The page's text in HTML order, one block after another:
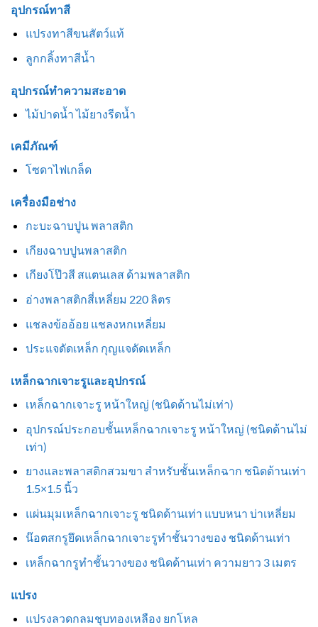
อุปกรณ์ทาสี
แปรงทาสีขนสัตว์แท้
ลูกกลิ้งทาสีน้ำ
อุปกรณ์ทำความสะอาด
ไม้ปาดน้ำ ไม้ยางรีดน้ำ
เคมีภัณฑ์
โซดาไฟเกล็ด
เครื่องมือช่าง
กะบะฉาบปูน พลาสติก
เกียงฉาบปูนพลาสติก
เกียงโป๊วสี สแตนเลส ด้ามพลาสติก
อ่างพลาสติกสี่เหลี่ยม 220 ลิตร
แชลงข้ออ้อย แชลงหกเหลี่ยม
ประแจดัดเหล็ก กุญแจดัดเหล็ก
เหล็กฉากเจาะรูและอุปกรณ์
เหล็กฉากเจาะรู หน้าใหญ่ (ชนิดด้านไม่เท่า)
อุปกรณ์ประกอบชั้นเหล็กฉากเจาะรู หน้าใหญ่ (ชนิดด้านไม่
เท่า)
ยางและพลาสติกสวมขา สำหรับชั้นเหล็กฉาก ชนิดด้านเท่า
1.5×1.5 นิ้ว
แผ่นมุมเหล็กฉากเจาะรู ชนิดด้านเท่า แบบหนา บ่าเหลี่ยม
น๊อตสกรูยึดเหล็กฉากเจาะรูทำชั้นวางของ ชนิดด้านเท่า
เหล็กฉากรูทำชั้นวางของ ชนิดด้านเท่า ความยาว 3 เมตร
แปรง
แปรงลวดกลมชุบทองเหลือง ยกโหล